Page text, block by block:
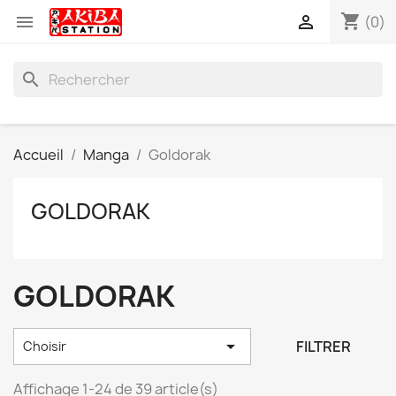
 shopping_cart (0)

search
Accueil Manga Goldorak
GOLDORAK
GOLDORAK
Choisir  FILTRER
Affichage 1-24 de 39 article(s)